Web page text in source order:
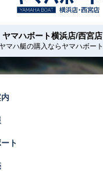
ヤマハボート横浜店/西宮店
ヤマハ艇の購入ならヤマハボート
ト